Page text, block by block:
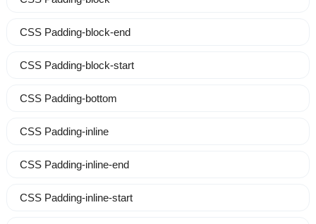
CSS Padding-block-end
CSS Padding-block-start
CSS Padding-bottom
CSS Padding-inline
CSS Padding-inline-end
CSS Padding-inline-start